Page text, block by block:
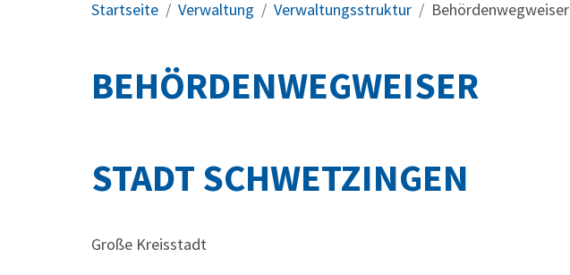
Startseite Verwaltung Verwaltungsstruktur Behördenwegweiser
BEHÖRDENWEGWEISER
STADT SCHWETZINGEN
Große Kreisstadt